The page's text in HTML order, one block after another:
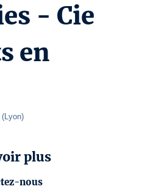
- Cie
en
(Lyon)
plus
nous